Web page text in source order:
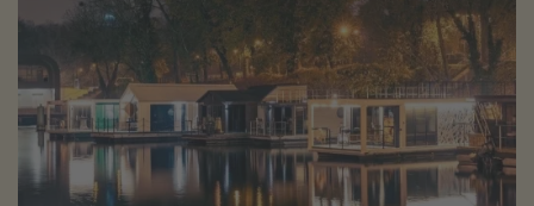
Kierunki
Grecja
Turcja